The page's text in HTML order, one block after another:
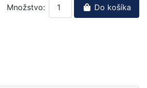
Množstvo: Do košíka